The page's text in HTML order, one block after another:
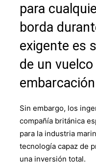
para
borda
exigente es
de un vuelco
embarcación
Sin embargo, los
compañía británica
para la industria
tecnología capaz de
una inversión total.